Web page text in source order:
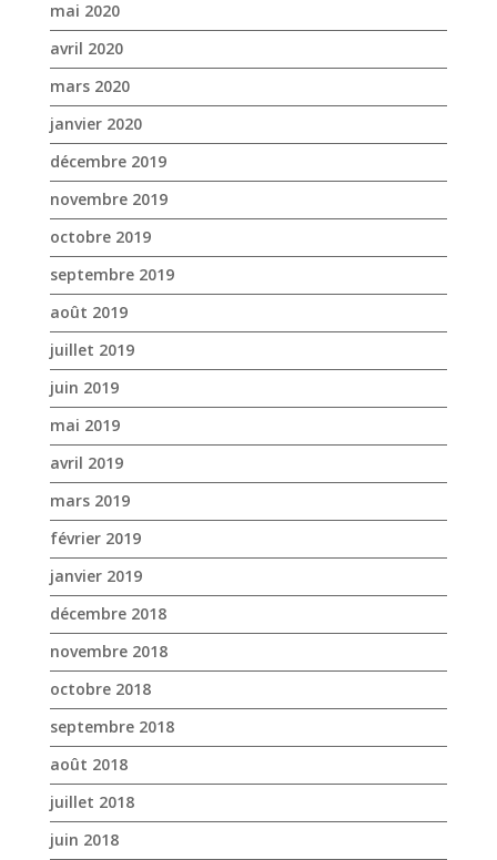
mai 2020
avril 2020
mars 2020
janvier 2020
décembre 2019
novembre 2019
octobre 2019
septembre 2019
août 2019
juillet 2019
juin 2019
mai 2019
avril 2019
mars 2019
février 2019
janvier 2019
décembre 2018
novembre 2018
octobre 2018
septembre 2018
août 2018
juillet 2018
juin 2018